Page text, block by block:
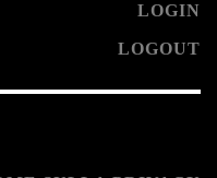
LOGIN
LOGOUT